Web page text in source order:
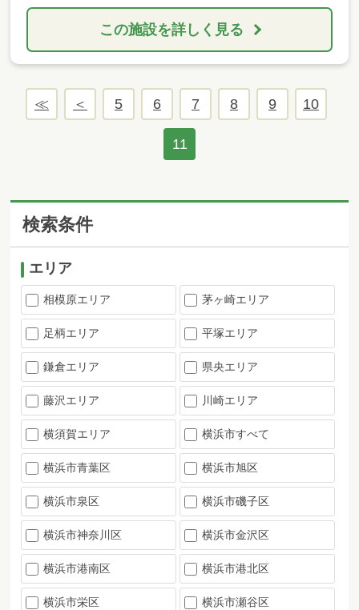
この施設を詳しく見る
5 6 7 8 9 10
11
検索条件
エリア
相模原エリア 茅ヶ崎エリア
足柄エリア 平塚エリア
鎌倉エリア 県央エリア
藤沢エリア 川崎エリア
横須賀エリア 横浜市すべて
横浜市青葉区 横浜市旭区
横浜市泉区 横浜市磯子区
横浜市神奈川区 横浜市金沢区
横浜市港南区 横浜市港北区
横浜市栄区 横浜市瀬谷区